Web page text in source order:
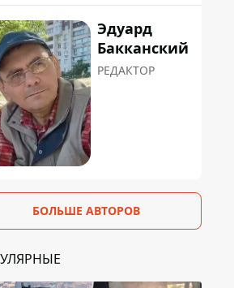
Эдуард
Бакканский
РЕДАКТОР
БОЛЬШЕ АВТОРОВ